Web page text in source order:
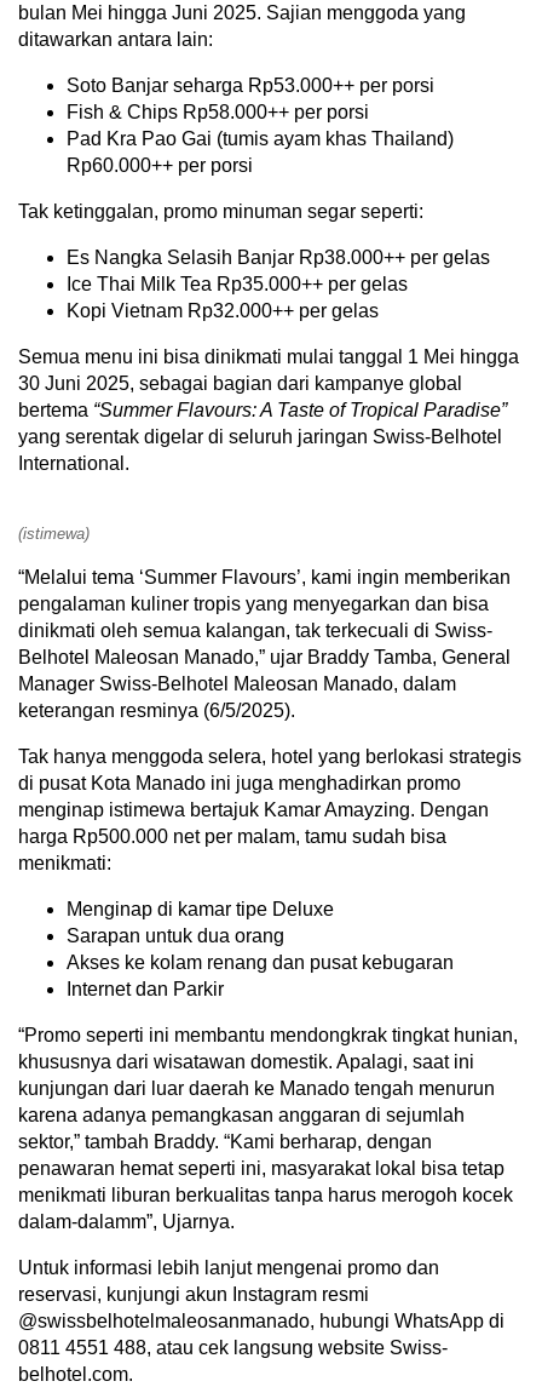
bulan Mei hingga Juni 2025. Sajian menggoda yang
ditawarkan antara lain:
Soto Banjar seharga Rp53.000++ per porsi
Fish & Chips Rp58.000++ per porsi
Pad Kra Pao Gai (tumis ayam khas Thailand)
Rp60.000++ per porsi
Tak ketinggalan, promo minuman segar seperti:
Es Nangka Selasih Banjar Rp38.000++ per gelas
Ice Thai Milk Tea Rp35.000++ per gelas
Kopi Vietnam Rp32.000++ per gelas
Semua menu ini bisa dinikmati mulai tanggal 1 Mei hingga
30 Juni 2025, sebagai bagian dari kampanye global
bertema “Summer Flavours: A Taste of Tropical Paradise”
yang serentak digelar di seluruh jaringan Swiss-Belhotel
International.
(istimewa)
“Melalui tema ‘Summer Flavours’, kami ingin memberikan
pengalaman kuliner tropis yang menyegarkan dan bisa
dinikmati oleh semua kalangan, tak terkecuali di Swiss-
Belhotel Maleosan Manado,” ujar Braddy Tamba, General
Manager Swiss-Belhotel Maleosan Manado, dalam
keterangan resminya (6/5/2025).
Tak hanya menggoda selera, hotel yang berlokasi strategis
di pusat Kota Manado ini juga menghadirkan promo
menginap istimewa bertajuk Kamar Amayzing. Dengan
harga Rp500.000 net per malam, tamu sudah bisa
menikmati:
Menginap di kamar tipe Deluxe
Sarapan untuk dua orang
Akses ke kolam renang dan pusat kebugaran
Internet dan Parkir
“Promo seperti ini membantu mendongkrak tingkat hunian,
khususnya dari wisatawan domestik. Apalagi, saat ini
kunjungan dari luar daerah ke Manado tengah menurun
karena adanya pemangkasan anggaran di sejumlah
sektor,” tambah Braddy. “Kami berharap, dengan
penawaran hemat seperti ini, masyarakat lokal bisa tetap
menikmati liburan berkualitas tanpa harus merogoh kocek
dalam-dalamm”, Ujarnya.
Untuk informasi lebih lanjut mengenai promo dan
reservasi, kunjungi akun Instagram resmi
@swissbelhotelmaleosanmanado, hubungi WhatsApp di
0811 4551 488, atau cek langsung website Swiss-
belhotel.com.